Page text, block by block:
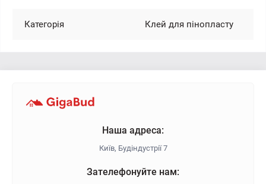
Категорія Клей для пінопласту
Наша адреса:
Київ, Будіндустрії 7
Зателефонуйте нам: